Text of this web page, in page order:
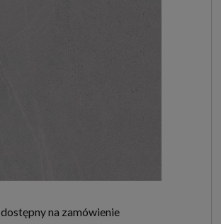
dostępny na zamówienie